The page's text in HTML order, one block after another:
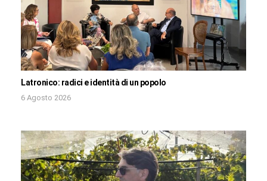
Latronico: radici e identità di un popolo
6 Agosto 2026